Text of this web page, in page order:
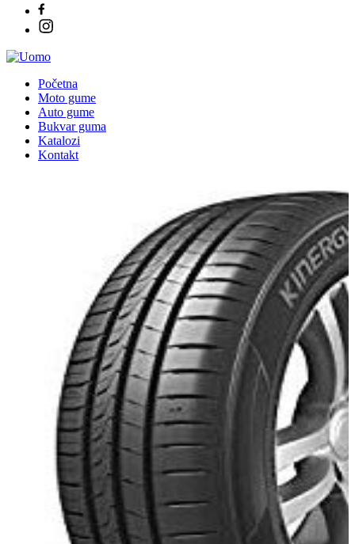
Početna
Moto gume
Auto gume
Bukvar guma
Katalozi
Kontakt